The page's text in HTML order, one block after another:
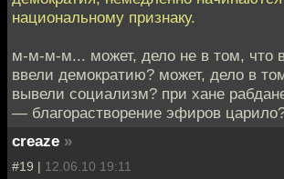
национальному признаку.
м-м-м-м... может, дело не в том, что
ввели демократию? может, дело в
вывели социализм? при хане
— благорастворение эфиров
creaze »
#19 | 12.06.10 19:11